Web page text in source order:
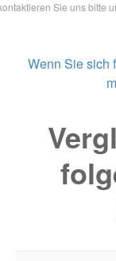
Sie uns bitte
Wenn Sie sich